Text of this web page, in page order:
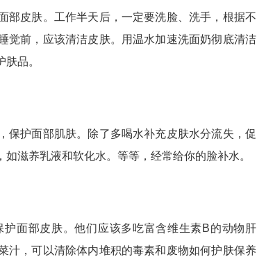
皮肤。工作半天后，一定要洗脸、洗手，根据不
觉前，应该清洁皮肤。用温水加速洗面奶彻底清洁
品。
护面部肌肤。除了多喝水补充皮肤水分流失，促
滋养乳液和软化水。等等，经常给你的脸补水。
面部皮肤。他们应该多吃富含维生素B的动物肝
汁，可以清除体内堆积的毒素和废物如何护肤保养